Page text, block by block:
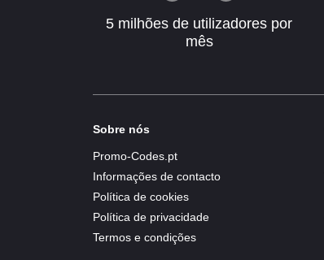
5 milhões de utilizadores por
mês
Sobre nós
Promo-Codes.pt
Informações de contacto
Política de cookies
Política de privacidade
Termos e condições